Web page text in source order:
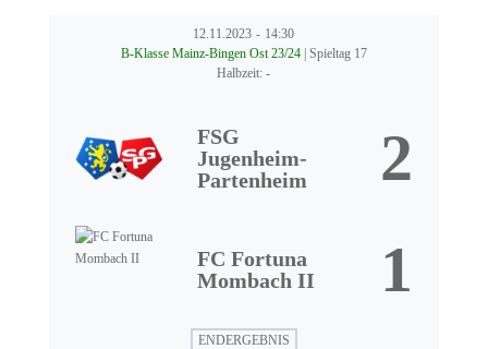
12.11.2023 - 14:30
B-Klasse Mainz-Bingen Ost 23/24 | Spieltag 17
Halbzeit: -
FSG
Jugenheim-
Partenheim
2
FC Fortuna
Mombach II
1
ENDERGEBNIS